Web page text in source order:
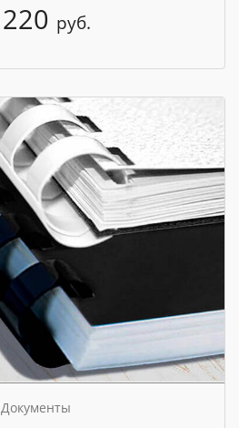
220 руб.
Документы